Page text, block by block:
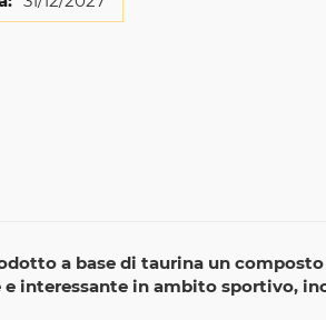
a base di taurina un
e interessante in ambito sportivo,